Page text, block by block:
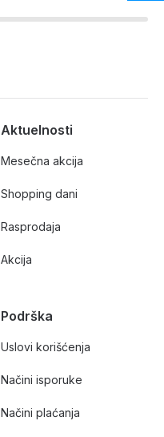
Aktuelnosti
Mesečna akcija
Shopping dani
Rasprodaja
Akcija
Podrška
Uslovi korišćenja
Načini isporuke
Načini plaćanja